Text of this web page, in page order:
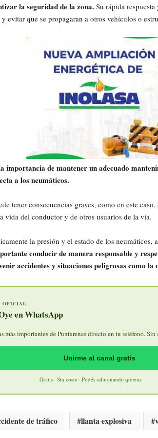
la seguridad de la zona. Su rápida
evitar que se propagaran a otros vehículos o
importancia de mantener un adecuado
a los neumáticos.
tener consecuencias graves, como en este
vida del conductor y de otros usuarios de la vía.
la presión y el estado de los neumáticos,
conducir de manera responsable y
accidentes y situaciones peligrosas como
OFICIAL
en WhatsApp
más importantes de Puntarenas directo en tu teléfono.
Unirme al canal gratis
Gratis · Sin costo · Podés salir cuando quieras
de tráfico llanta explosiva